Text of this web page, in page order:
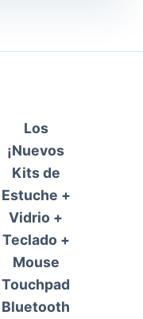
Los
¡Nuevos
Kits de
Estuche +
Vidrio +
Teclado +
Mouse
Touchpad
Bluetooth